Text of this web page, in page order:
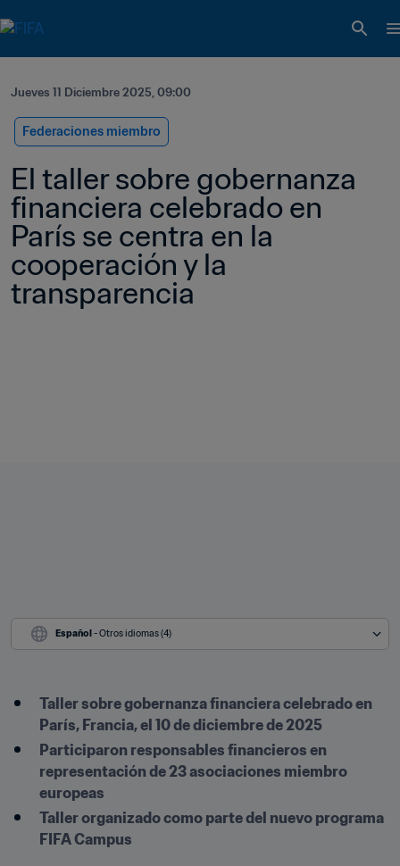
Jueves 11 Diciembre 2025, 09:00
Federaciones miembro
El taller sobre gobernanza
financiera celebrado en
París se centra en la
cooperación y la
transparencia
Español - Otros idiomas (4)
Taller sobre gobernanza financiera celebrado en
París, Francia, el 10 de diciembre de 2025
Participaron responsables financieros en
representación de 23 asociaciones miembro
europeas
Taller organizado como parte del nuevo programa
FIFA Campus